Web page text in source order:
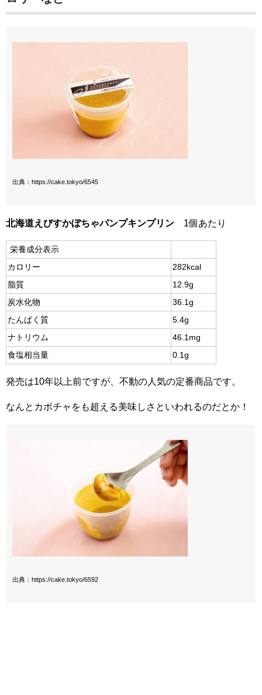
出典：https://cake.tokyo/6545
北海道えびすかぼちゃパンプキンプリン 1個あたり
栄養成分表示
カロリー
282kcal
脂質
12.9g
炭水化物
36.1g
たんぱく質
5.4g
ナトリウム
46.1mg
食塩相当量
0.1g
発売は10年以上前ですが、不動の人気の定番商品です。
なんとカボチャをも超える美味しさといわれるのだとか！
出典：https://cake.tokyo/6592